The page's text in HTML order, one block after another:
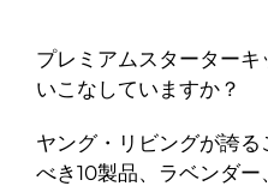
プレミアムスターター
いこなしていますか？
ヤング・リビングが誇
べき10製品、 ラベンダー